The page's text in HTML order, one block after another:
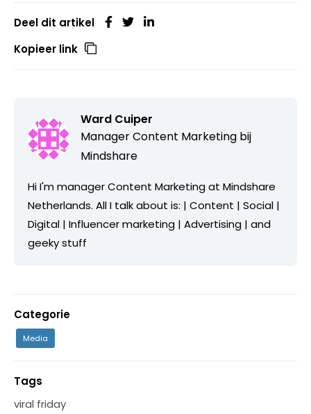
Deel dit artikel
Kopieer link
Ward Cuiper
Manager Content Marketing bij
Mindshare
Hi I'm manager Content Marketing at Mindshare
Netherlands. All I talk about is: | Content | Social |
Digital | Influencer marketing | Advertising | and
geeky stuff
Categorie
Media
Tags
viral friday